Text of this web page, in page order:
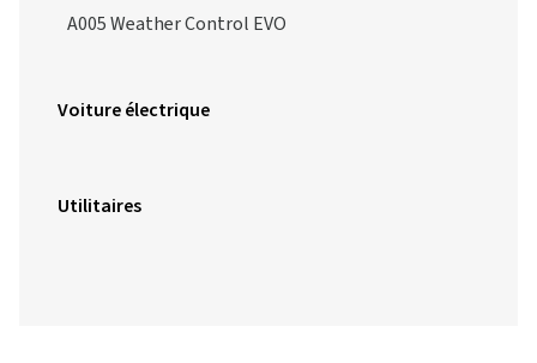
A005 Weather Control EVO
Voiture électrique
Utilitaires